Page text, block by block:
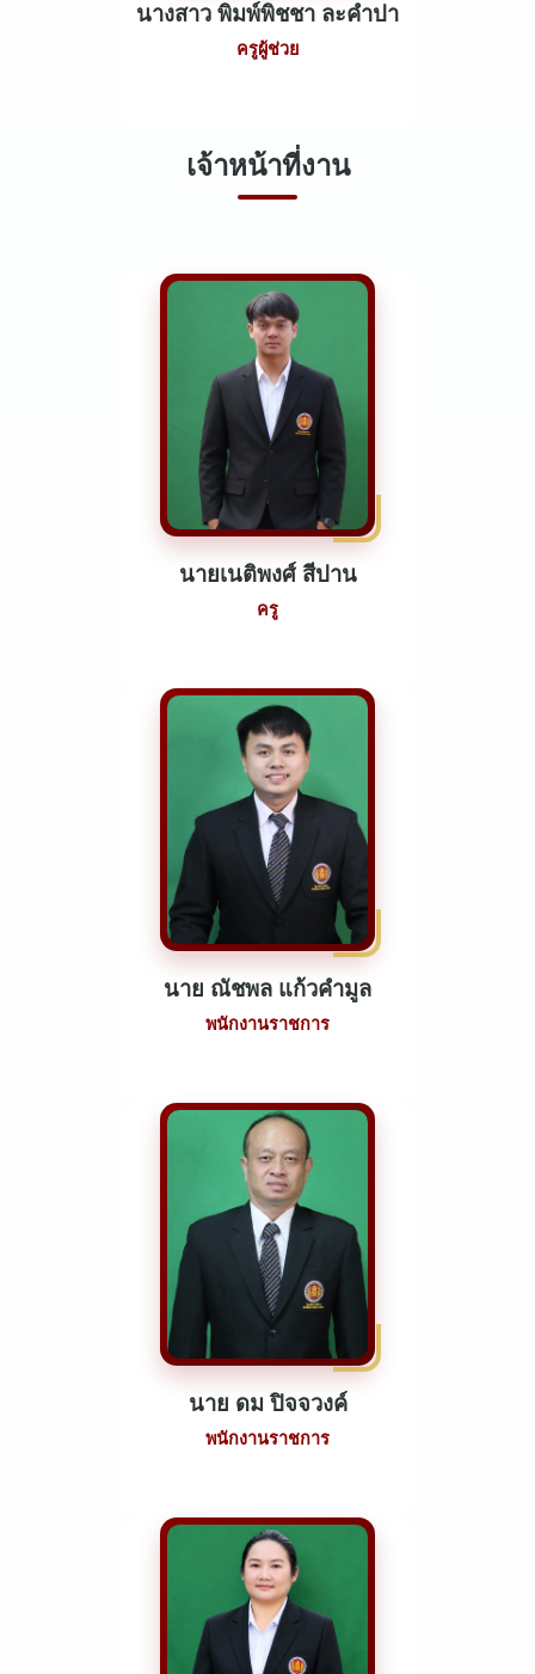
นางสาว พิมพ์พิชชา ละคำปา
ครูผู้ช่วย
เจ้าหน้าที่งาน
นายเนติพงศ์ สีปาน
ครู
นาย ณัชพล แก้วคำมูล
พนักงานราชการ
นาย ดม ปิจจวงค์
พนักงานราชการ